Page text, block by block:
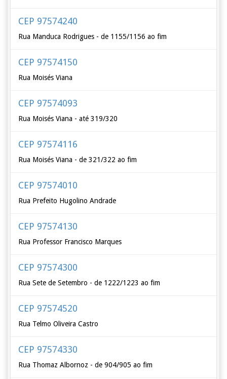
CEP 97574240
Rua Manduca Rodrigues - de 1155/1156 ao fim
CEP 97574150
Rua Moisés Viana
CEP 97574093
Rua Moisés Viana - até 319/320
CEP 97574116
Rua Moisés Viana - de 321/322 ao fim
CEP 97574010
Rua Prefeito Hugolino Andrade
CEP 97574130
Rua Professor Francisco Marques
CEP 97574300
Rua Sete de Setembro - de 1222/1223 ao fim
CEP 97574520
Rua Telmo Oliveira Castro
CEP 97574330
Rua Thomaz Albornoz - de 904/905 ao fim